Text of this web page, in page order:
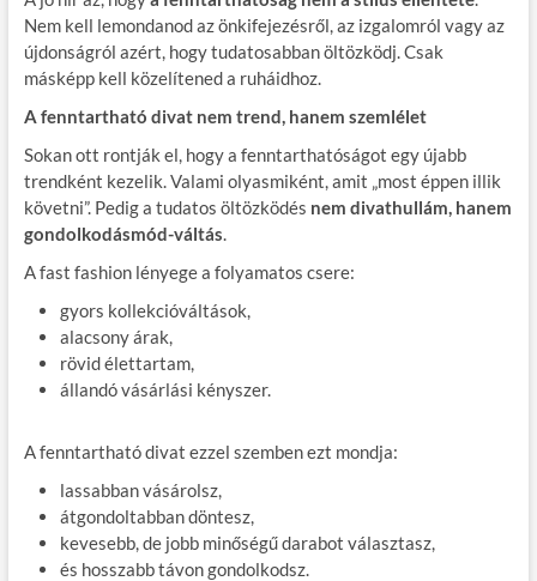
Nem kell lemondanod az önkifejezésről, az izgalomról vagy az
újdonságról azért, hogy tudatosabban öltözködj. Csak
másképp kell közelítened a ruháidhoz.
A fenntartható divat nem trend, hanem szemlélet
Sokan ott rontják el, hogy a fenntarthatóságot egy újabb
trendként kezelik. Valami olyasmiként, amit „most éppen illik
követni”. Pedig a tudatos öltözködés nem divathullám, hanem
gondolkodásmód-váltás
A fast fashion lényege a folyamatos csere:
gyors kollekcióváltások,
alacsony árak,
rövid élettartam,
állandó vásárlási kényszer.
A fenntartható divat ezzel szemben ezt mondja:
lassabban vásárolsz,
átgondoltabban döntesz,
kevesebb, de jobb minőségű darabot választasz,
és hosszabb távon gondolkodsz.